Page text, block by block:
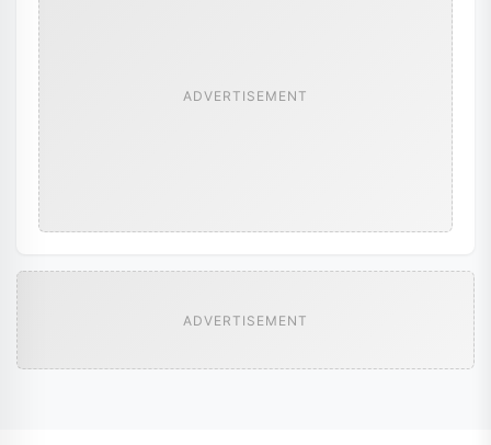
ADVERTISEMENT
ADVERTISEMENT